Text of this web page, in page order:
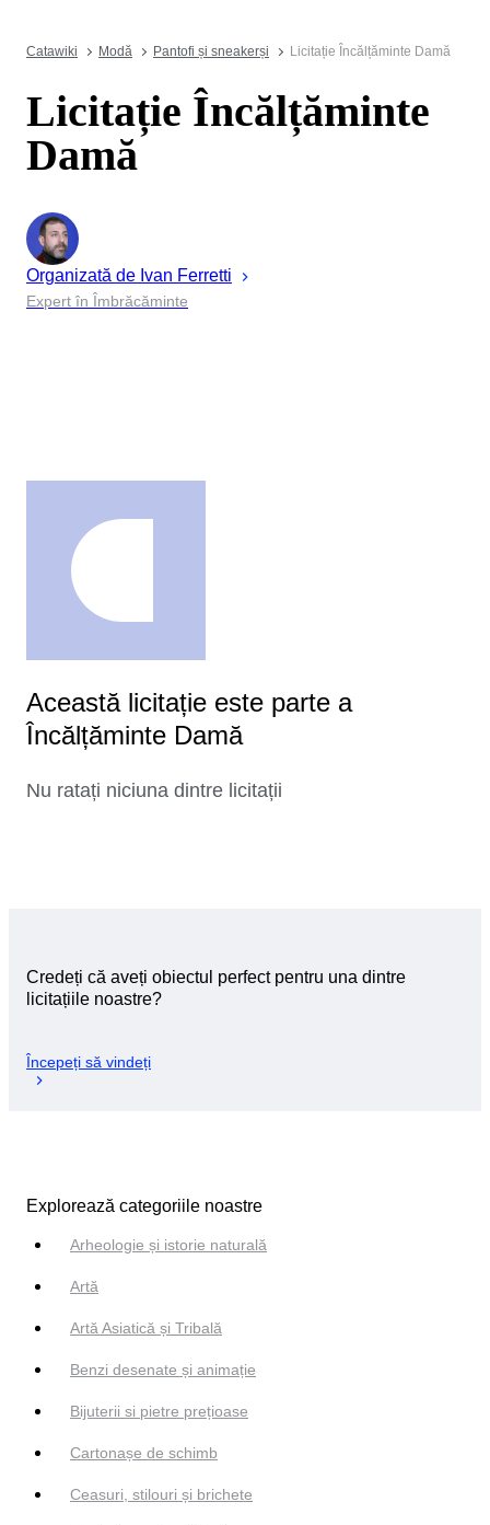
Catawiki Modă Pantofi și sneakerși Licitație Încălțăminte Damă
Licitație Încălțăminte
Damă
Organizată de Ivan Ferretti
Expert în Îmbrăcăminte
Această licitație este parte a
Încălțăminte Damă
Nu ratați niciuna dintre licitații
Credeți că aveți obiectul perfect pentru una dintre
licitațiile noastre?
Începeți să vindeți
Explorează categoriile noastre
Arheologie și istorie naturală
Artă
Artă Asiatică și Tribală
Benzi desenate și animație
Bijuterii si pietre prețioase
Cartonașe de schimb
Ceasuri, stilouri și brichete